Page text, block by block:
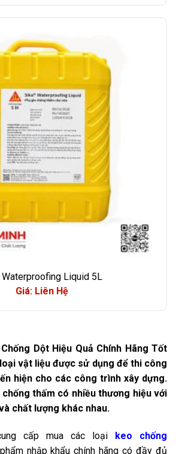
Waterproofing Liquid 5L
Giá: Liên Hệ
Dột Hiệu Quả Chính Hãng Tốt
vật liệu được sử dụng để thi công
hiện cho các công trình xây dựng.
thấm có nhiều thương hiệu với
chất lượng khác nhau.
cấp mua các loại keo chống
nhập khẩu chính hãng có đầy đủ